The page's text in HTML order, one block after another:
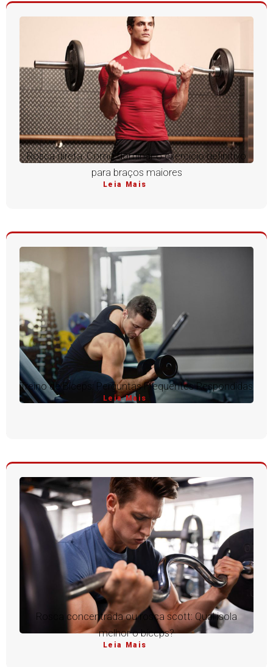
Rosca direta: Como dominar o exercício definitivo
para braços maiores
Leia Mais
Treino de Bíceps: Perguntas Frequentes Respondidas
Leia Mais
Rosca concentrada ou rosca scott: Qual isola
melhor o bíceps?
Leia Mais